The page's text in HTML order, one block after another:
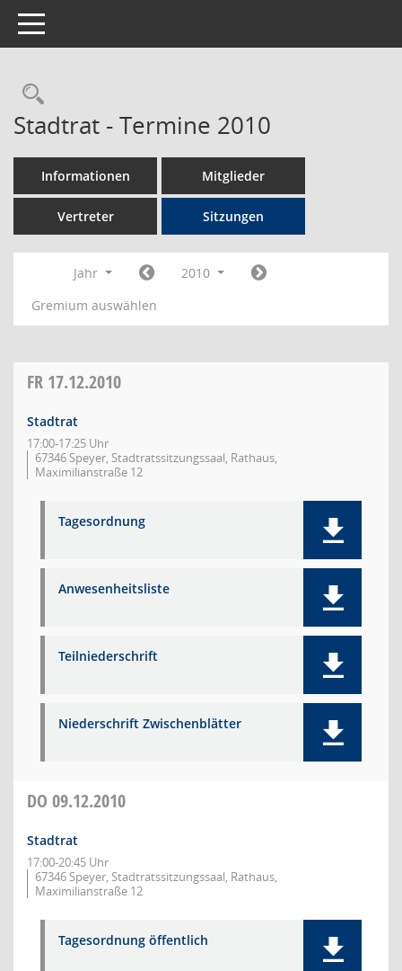
Toggle navigation
Rechercheauswahl
Stadtrat - Termine 2010
Informationen Mitglieder
Vertreter Sitzungen
Jahr
2010
Gremium auswählen
FR 17.12.2010
Stadtrat
17:00-17:25 Uhr
67346 Speyer, Stadtratssitzungssaal, Rathaus,
Maximilianstraße 12
Tagesordnung
Anwesenheitsliste
Teilniederschrift
Niederschrift Zwischenblätter
DO 09.12.2010
Stadtrat
17:00-20:45 Uhr
67346 Speyer, Stadtratssitzungssaal, Rathaus,
Maximilianstraße 12
Tagesordnung öffentlich